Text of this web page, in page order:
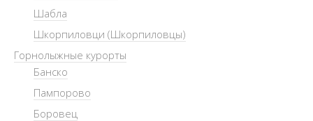
Шабла
Шкорпиловци (Шкорпиловцы)
Горнолыжные курорты
Банско
Пампорово
Боровец